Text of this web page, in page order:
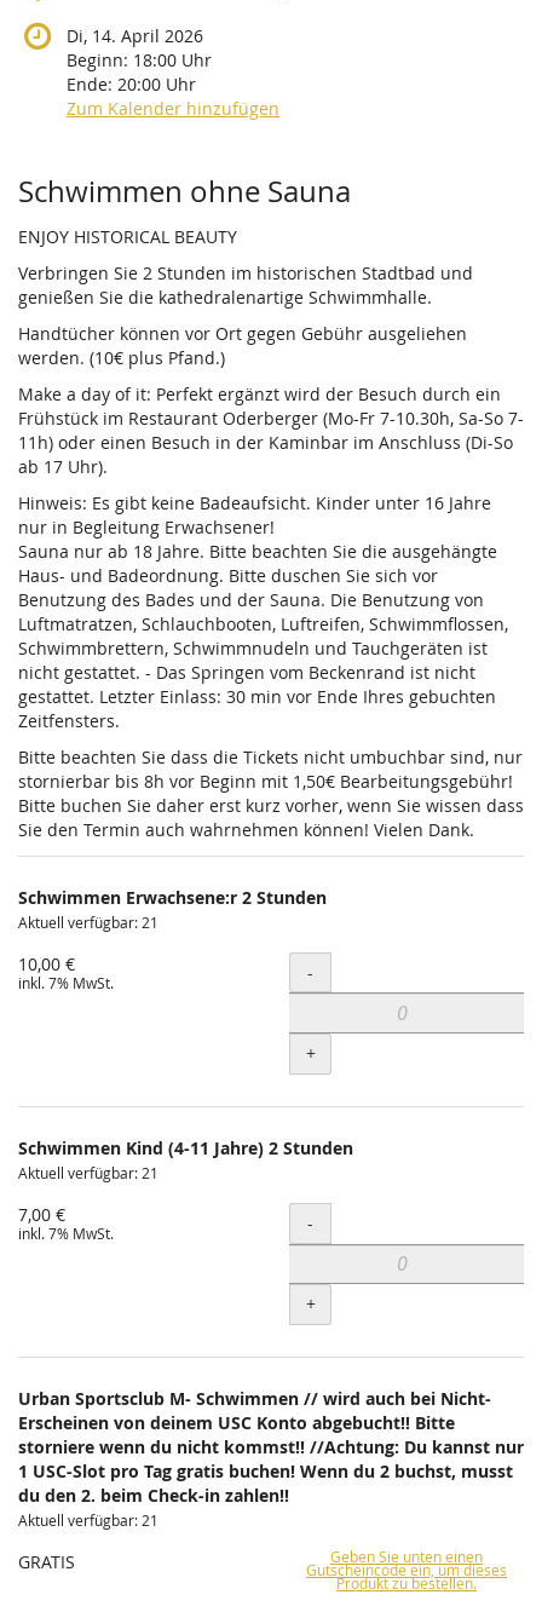
Di, 14. April 2026
Beginn: 18:00 Uhr
Ende: 20:00 Uhr
Zum Kalender hinzufügen
Produkte
Schwimmen ohne Sauna
ENJOY HISTORICAL BEAUTY
Verbringen Sie 2 Stunden im historischen Stadtbad und
genießen Sie die kathedralenartige Schwimmhalle.
Handtücher können vor Ort gegen Gebühr ausgeliehen
werden. (10€ plus Pfand.)
Make a day of it: Perfekt ergänzt wird der Besuch durch ein
Frühstück im Restaurant Oderberger (Mo-Fr 7-10.30h, Sa-So 7-
11h) oder einen Besuch in der Kaminbar im Anschluss (Di-So
ab 17 Uhr).
Hinweis: Es gibt keine Badeaufsicht. Kinder unter 16 Jahre
nur in Begleitung Erwachsener!
Sauna nur ab 18 Jahre. Bitte beachten Sie die ausgehängte
Haus- und Badeordnung. Bitte duschen Sie sich vor
Benutzung des Bades und der Sauna. Die Benutzung von
Luftmatratzen, Schlauchbooten, Luftreifen, Schwimmflossen,
Schwimmbrettern, Schwimmnudeln und Tauchgeräten ist
nicht gestattet. - Das Springen vom Beckenrand ist nicht
gestattet. Letzter Einlass: 30 min vor Ende Ihres gebuchten
Zeitfensters.
Bitte beachten Sie dass die Tickets nicht umbuchbar sind, nur
stornierbar bis 8h vor Beginn mit 1,50€ Bearbeitungsgebühr!
Bitte buchen Sie daher erst kurz vorher, wenn Sie wissen dass
Sie den Termin auch wahrnehmen können! Vielen Dank.
Schwimmen Erwachsene:r 2 Stunden
Aktuell verfügbar: 21
10,00 €
inkl. 7% MwSt. Menge
-
+
Schwimmen Kind (4-11 Jahre) 2 Stunden
Aktuell verfügbar: 21
7,00 €
inkl. 7% MwSt. Menge
-
+
Urban Sportsclub M- Schwimmen // wird auch bei Nicht-
Erscheinen von deinem USC Konto abgebucht!! Bitte
storniere wenn du nicht kommst!! //Achtung: Du kannst nur
1 USC-Slot pro Tag gratis buchen! Wenn du 2 buchst, musst
du den 2. beim Check-in zahlen!!
Aktuell verfügbar: 21
GRATIS Geben Sie unten einen
Gutscheincode ein, um dieses
Produkt zu bestellen.